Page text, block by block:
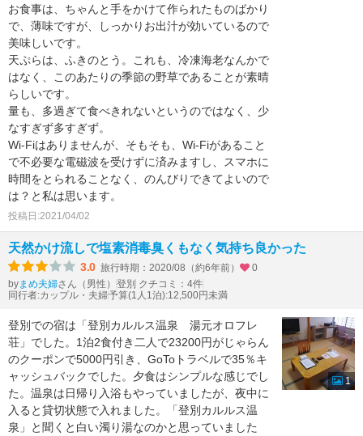
お食事は、ちゃんと手をかけて作られたものばかり
で、薄味ですが、しっかりお出汁が効いているので
美味しいです。
天ぷらは、ふきのとう。これも、冷凍海老なんかで
はなく、このあたりの季節の野草であることが素晴
らしいです。
量も、多過ぎて食べきれないというのではなく、少
なすぎず多すぎず。
Wi-Fiはありませんが、そもそも、Wi-Fiがあること
で不必要な電磁波を受けずに済みますし、スマホに
時間をとられることなく、のんびりできてよいので
は？と私は思います。
投稿日:2021/04/02
天然かけ流しで塩素消毒臭くもなく気持ち良かった
3.0 旅行時期：2020/08（約6年前）
0
byまめ夫婦さん（男性） 登別 クチコミ：4件
同行者:カップル・夫婦予算(1人1泊):12,500円未満
登別での宿は「登別カルルス温泉 湯元オロフレ
荘」でした。1泊2食付き二人で23200円がじゃらん
のクーポンで5000円引き、GoToトラベルで35％キ
ャッシュバックでした。夕食はシンプルな感じでし
た。温泉は日帰り入浴もやっていましたが、夜中に
入ると貸切状態で入れました。「登別カルルス温
泉」と聞くと白い濁り湯なのかと思っていました
1